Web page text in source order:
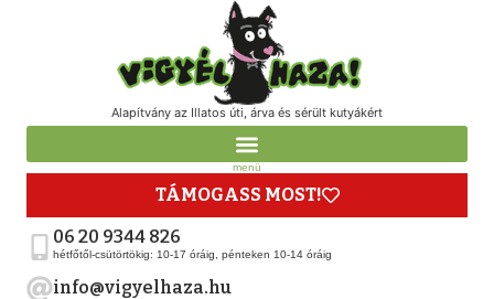
Alapítvány az Illatos úti, árva és sérült kutyákért
menü
TÁMOGASS MOST!
06 20 9344 826
hétfőtől-csütörtökig: 10-17 óráig, pénteken 10-14 óráig
info@vigyelhaza.hu